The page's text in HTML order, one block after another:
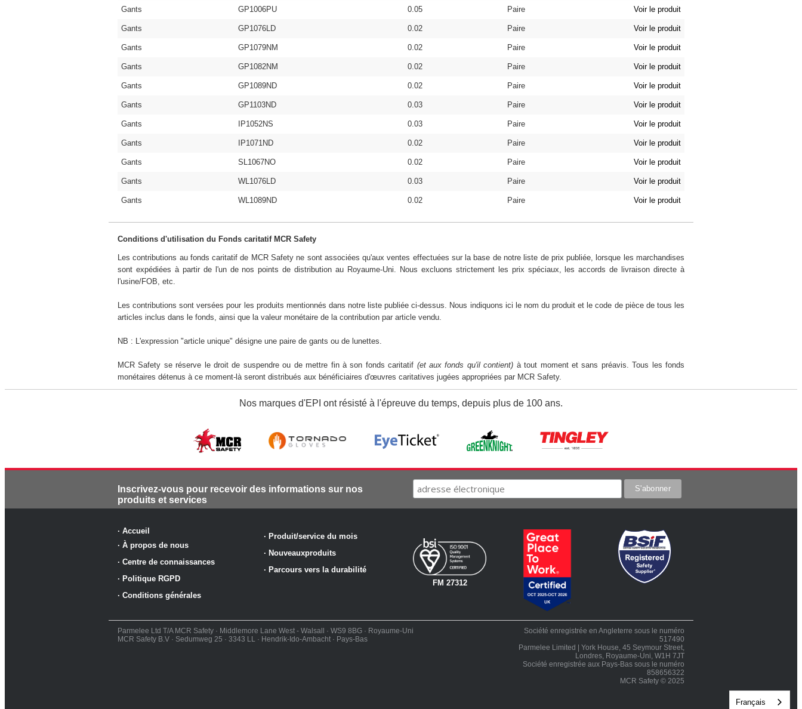
Gants GP1006PU 0.05 Paire Voir le produit
Gants GP1076LD 0.02 Paire Voir le produit
Gants GP1079NM 0.02 Paire Voir le produit
Gants GP1082NM 0.02 Paire Voir le produit
Gants GP1089ND 0.02 Paire Voir le produit
Gants GP1103ND 0.03 Paire Voir le produit
Gants IP1052NS 0.03 Paire Voir le produit
Gants IP1071ND 0.02 Paire Voir le produit
Gants SL1067NO 0.02 Paire Voir le produit
Gants WL1076LD 0.03 Paire Voir le produit
Gants WL1089ND 0.02 Paire Voir le produit
Conditions d'utilisation du Fonds caritatif MCR Safety
Les contributions au fonds caritatif de MCR Safety ne sont associées qu'aux ventes effectuées sur la base de notre liste de prix publiée, lorsque les marchandises
sont expédiées à partir de l'un de nos points de distribution au Royaume-Uni. Nous excluons strictement les prix spéciaux, les accords de livraison directe à
l'usine/FOB, etc.
Les contributions sont versées pour les produits mentionnés dans notre liste publiée ci-dessus. Nous indiquons ici le nom du produit et le code de pièce de tous les
articles inclus dans le fonds, ainsi que la valeur monétaire de la contribution par article vendu.
NB : L'expression "article unique" désigne une paire de gants ou de lunettes.
MCR Safety se réserve le droit de suspendre ou de mettre fin à son fonds caritatif (et aux fonds qu'il contient) à tout moment et sans préavis. Tous les fonds
monétaires détenus à ce moment-là seront distribués aux bénéficiaires d'œuvres caritatives jugées appropriées par MCR Safety.
Nos marques d'EPI ont résisté à l'épreuve du temps, depuis plus de 100 ans.
Inscrivez-vous pour recevoir des informations sur nos
produits et services
· Accueil
· À propos de nous
· Centre de connaissances
· Politique RGPD
· Conditions générales
· Produit/service du mois
· Nouveauxproduits
· Parcours vers la durabilité
FM 27312
Parmelee Ltd T/A MCR Safety · Middlemore Lane West - Walsall · WS9 8BG · Royaume-Uni
MCR Safety B.V · Sedumweg 25 · 3343 LL · Hendrik-Ido-Ambacht · Pays-Bas
Société enregistrée en Angleterre sous le numéro
517490
Parmelee Limited | York House, 45 Seymour Street,
Londres, Royaume-Uni, W1H 7JT
Société enregistrée aux Pays-Bas sous le numéro
858656322
MCR Safety © 2025
Français